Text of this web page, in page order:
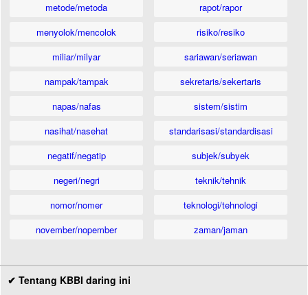
metode/metoda
menyolok/mencolok
miliar/milyar
nampak/tampak
napas/nafas
nasihat/nasehat
negatif/negatip
negeri/negri
nomor/nomer
november/nopember
rapot/rapor
risiko/resiko
sariawan/seriawan
sekretaris/sekertaris
sistem/sistim
standarisasi/standardisasi
subjek/subyek
teknik/tehnik
teknologi/tehnologi
zaman/jaman
✔ Tentang KBBI daring ini